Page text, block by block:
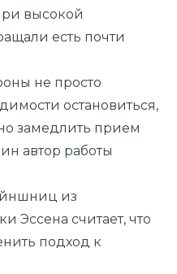
высокой
есть почти
не просто
остановиться,
замедлить прием
автор работы
из
Эссена считает, что
подход к